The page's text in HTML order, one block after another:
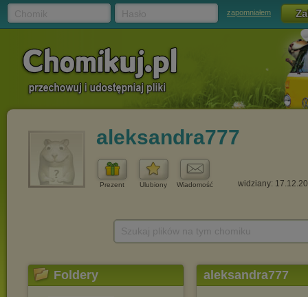
zapomniałem
aleksandra777
Prezent Ulubiony Wiadomość widziany:
Foldery aleksandra777